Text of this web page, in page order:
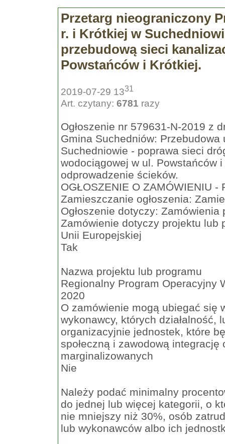
Przetarg nieograniczony
r. i Krótkiej w
przebudową sieci
Powstańców i Krótkiej.
2019-07-29 1331
Art. czytany: 6781 razy
Ogłoszenie nr 579631-N-2019 z
Gmina Suchedniów:
Suchedniowie - poprawa sieci
wodociągowej w ul. Powstańców
odprowadzenie ścieków.
OGŁOSZENIE O ZAMÓWIENIU -
Zamieszczanie ogłoszenia:
Ogłoszenie dotyczy: Zamówienia
Zamówienie dotyczy projektu lub
Unii Europejskiej
Tak
Nazwa projektu lub programu
Regionalny Program Operacyjny
2020
O zamówienie mogą ubiegać się
wykonawcy, których działalność,
organizacyjnie jednostek, które
społeczną i zawodową integrację
marginalizowanych
Nie
Należy podać minimalny
do jednej lub więcej kategorii, o
nie mniejszy niż 30%, osób
lub wykonawców albo ich